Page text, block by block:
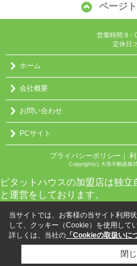
ページ
営業時間:9：
定休日:
ホーム
会社概要
お問い合わせ
PCサイト
プライバシーポリシー
Copyright(c) 大茎不動産株
ピタットハウスの加盟店は独
と運営をしております。
当サイトでは、お客様の当サイト利用
して、クッキー（Cookie）を使用してい
詳しくは、当社の 「Cookieの取扱いに
閉